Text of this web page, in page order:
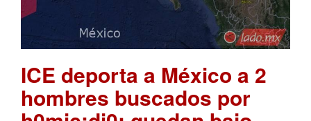
ICE deporta a México a 2
hombres buscados por